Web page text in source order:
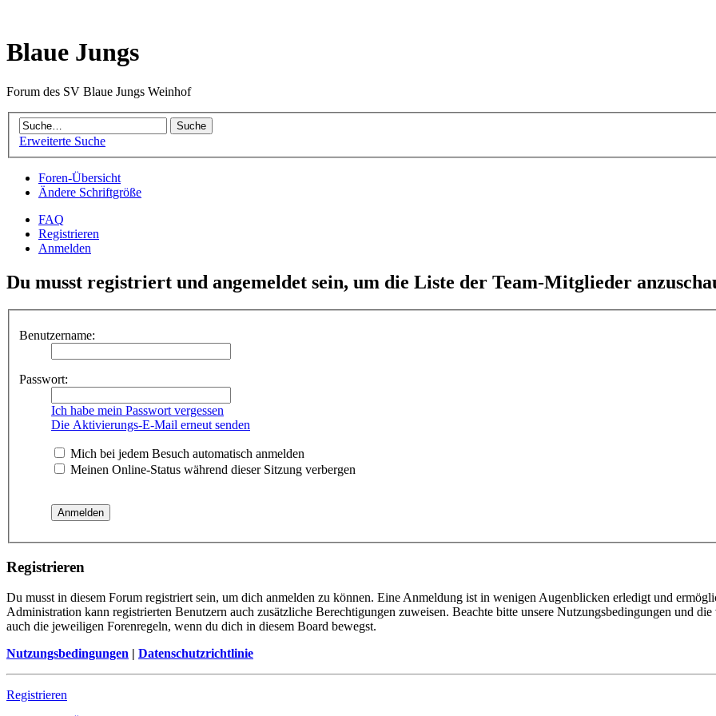
Blaue Jungs
Forum des SV Blaue Jungs Weinhof
Erweiterte Suche
Foren-Übersicht
Ändere Schriftgröße
FAQ
Registrieren
Anmelden
Du musst registriert und angemeldet sein, um die Liste der Team-Mitglieder
Benutzername:
Passwort:
Ich habe mein Passwort vergessen
Die Aktivierungs-E-Mail erneut senden
Mich bei jedem Besuch automatisch anmelden
Meinen Online-Status während dieser Sitzung verbergen
Registrieren
Du musst in diesem Forum registriert sein, um dich anmelden zu können. Eine Anmeldung ist in wenigen Augenblicken erledigt und
Administration kann registrierten Benutzern auch zusätzliche Berechtigungen zuweisen. Beachte bitte unsere Nutzungsbedingungen und
auch die jeweiligen Forenregeln, wenn du dich in diesem Board bewegst.
Nutzungsbedingungen | Datenschutzrichtlinie
Registrieren